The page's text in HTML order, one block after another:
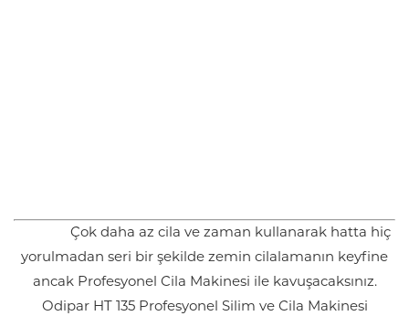
Çok daha az cila ve zaman kullanarak hatta hiç
yorulmadan seri bir şekilde zemin cilalamanın keyfine
ancak Profesyonel Cila Makinesi ile kavuşacaksınız.
Odipar HT 135 Profesyonel Silim ve Cila Makinesi